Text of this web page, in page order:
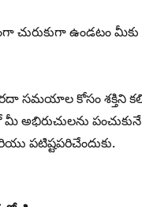
ఉండటం
సమయాల కోసం శక్తిని
మీ అభిరుచులను
పటిష్టపరిచేందుకు.